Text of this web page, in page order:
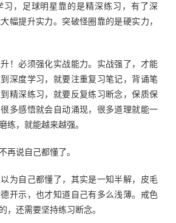
习，足球明星靠的是精深练习，有了深
幅提升实力。突破怪圈靠的是硬实力，
！必须强化实战能力。实战强了，才能
深度学习，就要注重复习笔记，背诵笔
精深练习，就要反复练习断念，保质保
多感悟就会自动涌现，很多道理就能一
练，就能越来越强。
再说自己都懂了。
为自己都懂了，其实是一知半解，皮毛
开示，也才知道自己有多么浅薄。戒色
，还需要坚持练习断念。